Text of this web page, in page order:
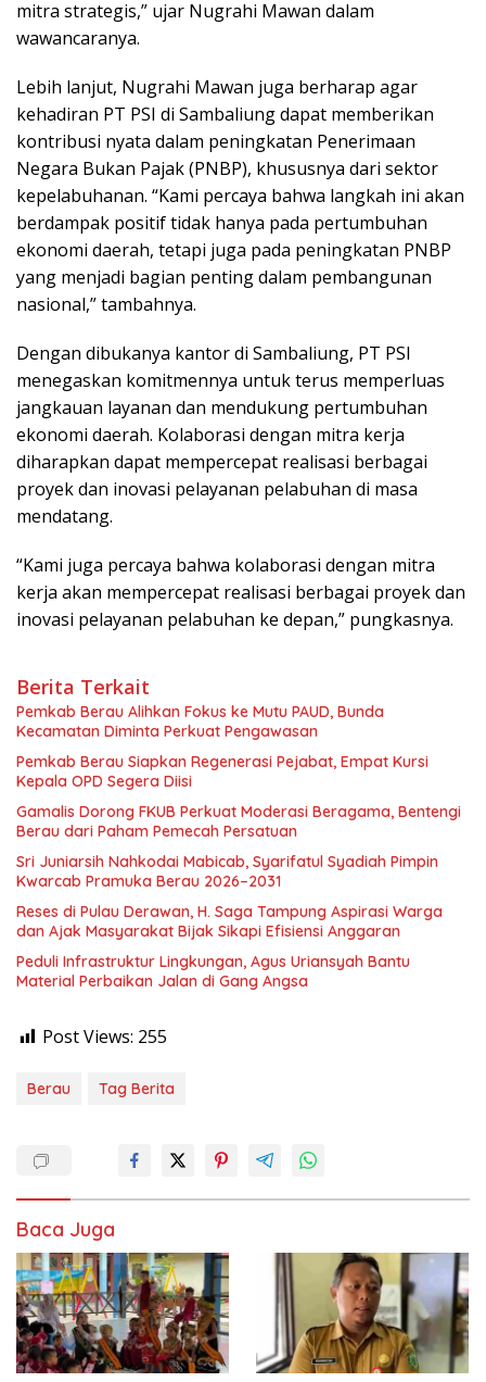
mitra strategis,” ujar Nugrahi Mawan dalam
wawancaranya.
Lebih lanjut, Nugrahi Mawan juga berharap agar
kehadiran PT PSI di Sambaliung dapat memberikan
kontribusi nyata dalam peningkatan Penerimaan
Negara Bukan Pajak (PNBP), khususnya dari sektor
kepelabuhanan. “Kami percaya bahwa langkah ini akan
berdampak positif tidak hanya pada pertumbuhan
ekonomi daerah, tetapi juga pada peningkatan PNBP
yang menjadi bagian penting dalam pembangunan
nasional,” tambahnya.
Dengan dibukanya kantor di Sambaliung, PT PSI
menegaskan komitmennya untuk terus memperluas
jangkauan layanan dan mendukung pertumbuhan
ekonomi daerah. Kolaborasi dengan mitra kerja
diharapkan dapat mempercepat realisasi berbagai
proyek dan inovasi pelayanan pelabuhan di masa
mendatang.
“Kami juga percaya bahwa kolaborasi dengan mitra
kerja akan mempercepat realisasi berbagai proyek dan
inovasi pelayanan pelabuhan ke depan,” pungkasnya.
Berita Terkait
Pemkab Berau Alihkan Fokus ke Mutu PAUD, Bunda
Kecamatan Diminta Perkuat Pengawasan
Pemkab Berau Siapkan Regenerasi Pejabat, Empat Kursi
Kepala OPD Segera Diisi
Gamalis Dorong FKUB Perkuat Moderasi Beragama, Bentengi
Berau dari Paham Pemecah Persatuan
Sri Juniarsih Nahkodai Mabicab, Syarifatul Syadiah Pimpin
Kwarcab Pramuka Berau 2026–2031
Reses di Pulau Derawan, H. Saga Tampung Aspirasi Warga
dan Ajak Masyarakat Bijak Sikapi Efisiensi Anggaran
Peduli Infrastruktur Lingkungan, Agus Uriansyah Bantu
Material Perbaikan Jalan di Gang Angsa
Post Views: 255
Berau Tag Berita
Baca Juga